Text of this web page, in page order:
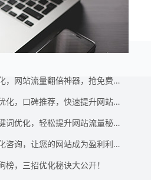
免费SEO优化，网站流量翻倍神器，抢免费名额！
搜狗关键词优化，口碑推荐，快速提升网站流量神器！
揭秘高效关键词优化，轻松提升网站流量秘诀！
企业网站优化咨询，让您的网站成为盈利利器！
榜，三招优化秘诀大公开！